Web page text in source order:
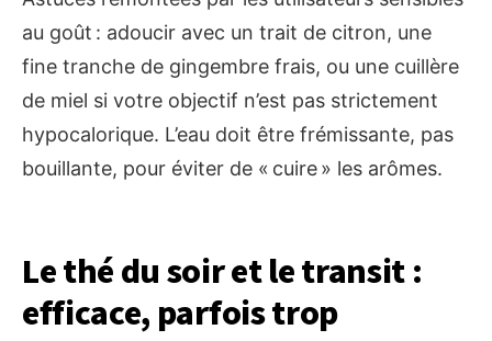
au goût : adoucir avec un trait de citron, une
fine tranche de gingembre frais, ou une cuillère
de miel si votre objectif n’est pas strictement
hypocalorique. L’eau doit être frémissante, pas
bouillante, pour éviter de « cuire » les arômes.
Le thé du soir et le transit :
efficace, parfois trop